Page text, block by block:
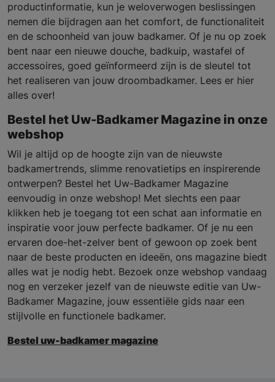
productinformatie, kun je weloverwogen beslissingen
nemen die bijdragen aan het comfort, de functionaliteit
en de schoonheid van jouw badkamer. Of je nu op zoek
bent naar een nieuwe douche, badkuip, wastafel of
accessoires, goed geïnformeerd zijn is de sleutel tot
het realiseren van jouw droombadkamer. Lees er hier
alles over!
Bestel het Uw-Badkamer Magazine in onze
webshop
Wil je altijd op de hoogte zijn van de nieuwste
badkamertrends, slimme renovatietips en inspirerende
ontwerpen? Bestel het Uw-Badkamer Magazine
eenvoudig in onze webshop! Met slechts een paar
klikken heb je toegang tot een schat aan informatie en
inspiratie voor jouw perfecte badkamer. Of je nu een
ervaren doe-het-zelver bent of gewoon op zoek bent
naar de beste producten en ideeën, ons magazine biedt
alles wat je nodig hebt. Bezoek onze webshop vandaag
nog en verzeker jezelf van de nieuwste editie van Uw-
Badkamer Magazine, jouw essentiële gids naar een
stijlvolle en functionele badkamer.
Bestel uw-badkamer magazine